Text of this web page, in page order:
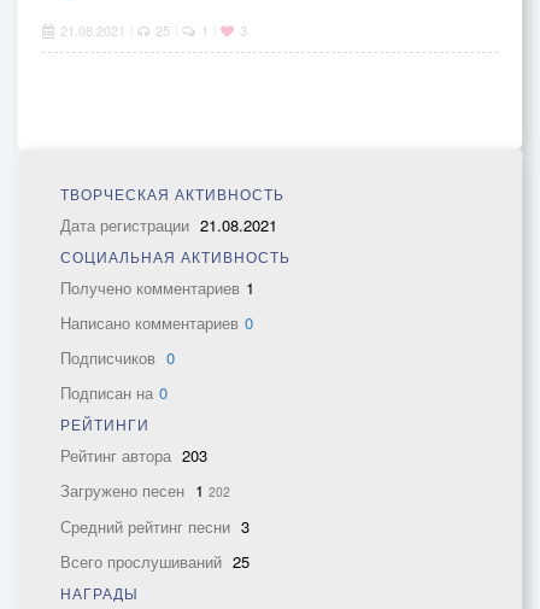
21.08.2021 25 1 3
ТВОРЧЕСКАЯ АКТИВНОСТЬ
Дата регистрации 21.08.2021
СОЦИАЛЬНАЯ АКТИВНОСТЬ
Получено комментариев 1
Написано комментариев 0
Подписчиков 0
Подписан на 0
РЕЙТИНГИ
Рейтинг автора 203
Загружено песен 1 202
Средний рейтинг песни 3
Всего прослушиваний 25
НАГРАДЫ